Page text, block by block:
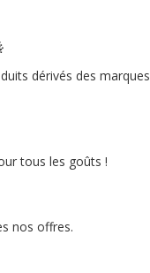
dérivés des marques
tous les goûts !
nos offres.